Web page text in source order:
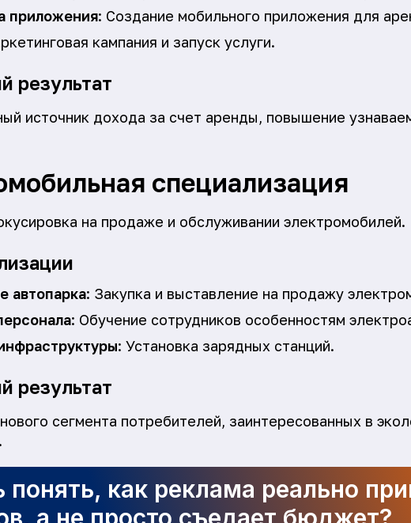
приложения: Создание мобильного приложения для
кампания и запуск услуги.
результат
источник дохода за счет аренды, повышение
специализация
на продаже и обслуживании электромобилей.
автопарка: Закупка и выставление на продажу
: Обучение сотрудников особенностям
: Установка зарядных станций.
результат
сегмента потребителей, заинтересованных в
как реклама реально